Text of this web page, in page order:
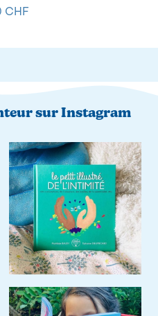
CHF
sur Instagram